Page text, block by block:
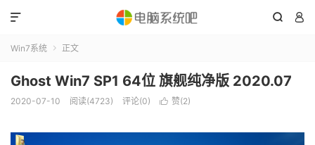
 

Win7系统  正文
Ghost Win7 SP1 64位 旗舰纯净版 2020.07
2020-07-10 阅读(4723) 评论(0)  赞(2)